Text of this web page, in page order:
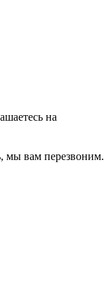
на
мы вам перезвоним.